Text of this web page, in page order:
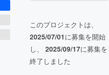
このプロジェクトは、
2025/07/01に募集を開始
し、 2025/09/17に募集を
終了しました